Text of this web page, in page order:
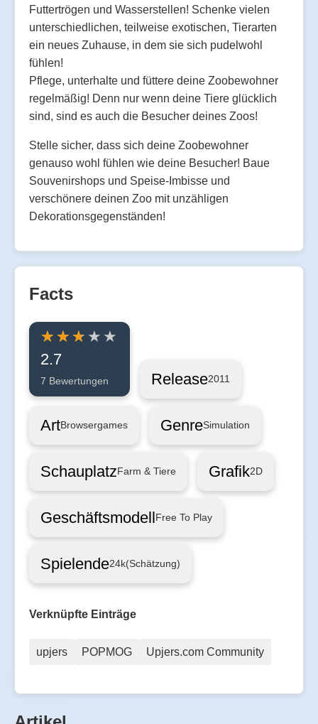
Futtertrögen und Wasserstellen! Schenke vielen
unterschiedlichen, teilweise exotischen, Tierarten
ein neues Zuhause, in dem sie sich pudelwohl
fühlen!
Pflege, unterhalte und füttere deine Zoobewohner
regelmäßig! Denn nur wenn deine Tiere glücklich
sind, sind es auch die Besucher deines Zoos!
Stelle sicher, dass sich deine Zoobewohner
genauso wohl fühlen wie deine Besucher! Baue
Souvenirshops und Speise-Imbisse und
verschönere deinen Zoo mit unzähligen
Dekorationsgegenständen!
Facts
2.7
7 Bewertungen Release2011
ArtBrowsergames GenreSimulation
SchauplatzFarm & Tiere Grafik2D
GeschäftsmodellFree To Play
Spielende24k(Schätzung)
Verknüpfte Einträge
upjers POPMOG Upjers.com Community